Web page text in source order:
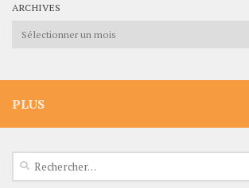
ARCHIVES
Archives
PLUS
Rechercher :